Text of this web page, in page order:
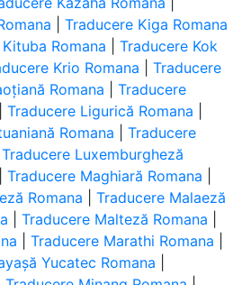
|Traducere Kiga Romana
Romana |Traducere Kok
Krio Romana |Traducere
Romana |Traducere
|Traducere Ligurică Romana
Romana |Traducere
Traducere Luxemburgheză
|Traducere Maghiară Romana
Romana |Traducere Malaeză
|Traducere Malteză Romana
|Traducere Marathi Romana
Yucatec Romana